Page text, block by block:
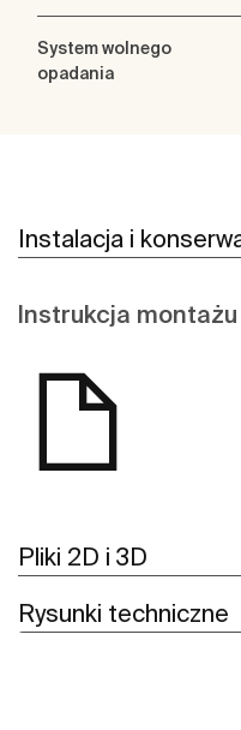
System wolnego
opadania
Instalacja i
Instrukcja montażu
Pliki 2D i 3D
Rysunki techniczne